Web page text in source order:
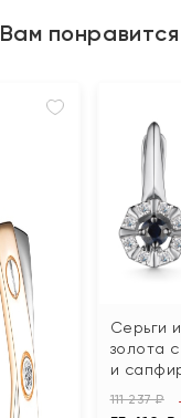
Вам понравится
Серьги
золота
и
111 237 ₽